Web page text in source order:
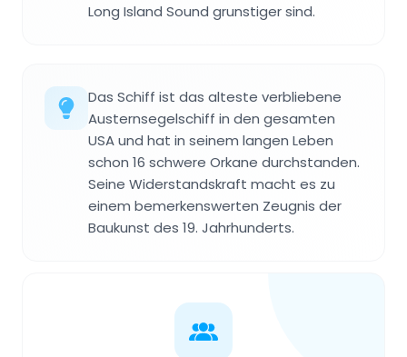
Long Island Sound grunstiger sind.
Das Schiff ist das alteste verbliebene
Austernsegelschiff in den gesamten
USA und hat in seinem langen Leben
schon 16 schwere Orkane durchstanden.
Seine Widerstandskraft macht es zu
einem bemerkenswerten Zeugnis der
Baukunst des 19. Jahrhunderts.